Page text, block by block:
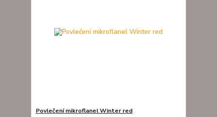
Povlečení mikroflanel Winter red